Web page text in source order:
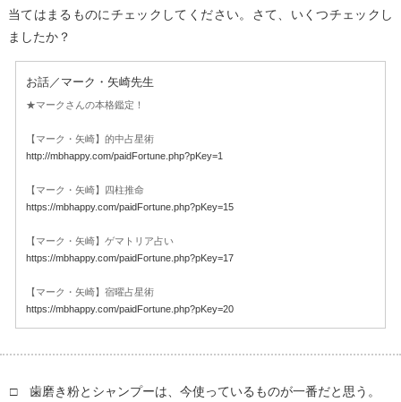
当てはまるものにチェックしてください。さて、いくつチェックし
ましたか？
お話／マーク・矢崎先生
★マークさんの本格鑑定！
【マーク・矢崎】的中占星術
http://mbhappy.com/paidFortune.php?pKey=1
【マーク・矢崎】四柱推命
https://mbhappy.com/paidFortune.php?pKey=15
【マーク・矢崎】ゲマトリア占い
https://mbhappy.com/paidFortune.php?pKey=17
【マーク・矢崎】宿曜占星術
https://mbhappy.com/paidFortune.php?pKey=20
□ 歯磨き粉とシャンプーは、今使っているものが一番だと思う。